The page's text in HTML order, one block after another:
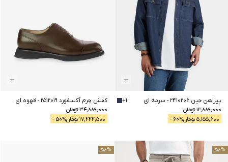
پیراهن جین 2410206 - سرمه ای
12,889,000تومان
5,155,600 تومان 60% -
+1 کفش چرم آکسفورد 2512019 - قهوه ای
34,889,000تومان
17,444,500 تومان 50% -
50%
50%